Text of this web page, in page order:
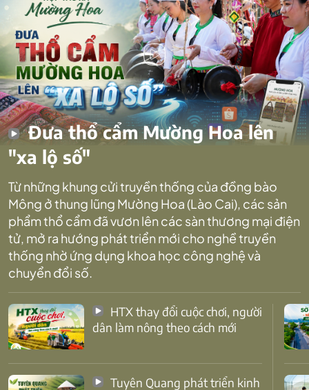
Đưa thổ cẩm Mường Hoa lên
"xa lộ số"
Từ những khung cửi truyền thống của đồng bào
Mông ở thung lũng Mường Hoa (Lào Cai), các sản
phẩm thổ cẩm đã vươn lên các sàn thương mại điện
tử, mở ra hướng phát triển mới cho nghề truyền
thống nhờ ứng dụng khoa học công nghệ và
chuyển đổi số.
dân làm nông theo cách mới